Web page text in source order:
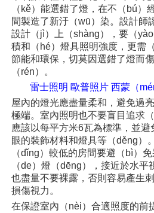
（kě）能選錯了燈，在不（bú）
間製造了新汙（wū）染。設計師
設計（jì）上（shàng），要（
積和（hé）燈具照明強度，更需
節能和環保，切莫因選錯了燈而
（rén）。
雷士照明 歐普照片 西蒙（
屋內的燈光應盡量柔和，避免過
極端。室內照明也不要盲目追求
應該以每平方米6瓦為標準，並避
眼的裝飾材料和燈具等（děng）
（dǐng）較低的房間要避（bì）
（de）燈（dēng），接近於水平
也盡量不要裸露，否則容易產生
損傷視力。
在保證室內（nèi）合適照度的前